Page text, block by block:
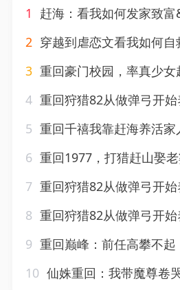
1
赶海：看我如何发家致富&赶海看我如
2 穿越到虐恋文看我如何自救（
3 重回豪门校园，率真少女趣事不断&重回豪门校
4 重回狩猎82从做弹弓开始养全家
5 重回千禧我靠赶海养活家人第
6 重回1977，打猎赶山娶老婆（
7 重回狩猎82从做弹弓开始养全
8 重回狩猎82从做弹弓开始养全家
9 重回巅峰：前任高攀不起（80
10 仙姝重回：我带魔尊卷哭全师门&仙姝重回我